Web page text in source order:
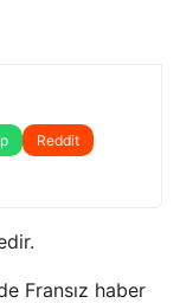
Reddit
Fransız haber